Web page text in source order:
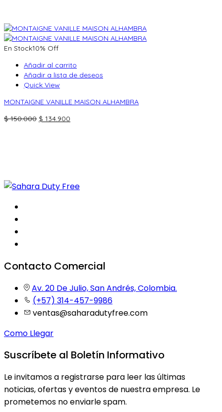
En Stock10% Off
Añadir al carrito
Añadir a lista de deseos
Quick View
MONTAIGNE VANILLE MAISON ALHAMBRA
$150.000 El
$ 134.900
Contacto Comercial
Av. 20 De Julio, San Andrés, Colombia.
(+57) 314-457-9986
ventas@saharadutyfree.com
Como Llegar
Suscríbete al Boletín Informativo
Le invitamos a registrarse para leer las últimas
noticias, ofertas y eventos de nuestra empresa. Le
prometemos no enviarle spam.